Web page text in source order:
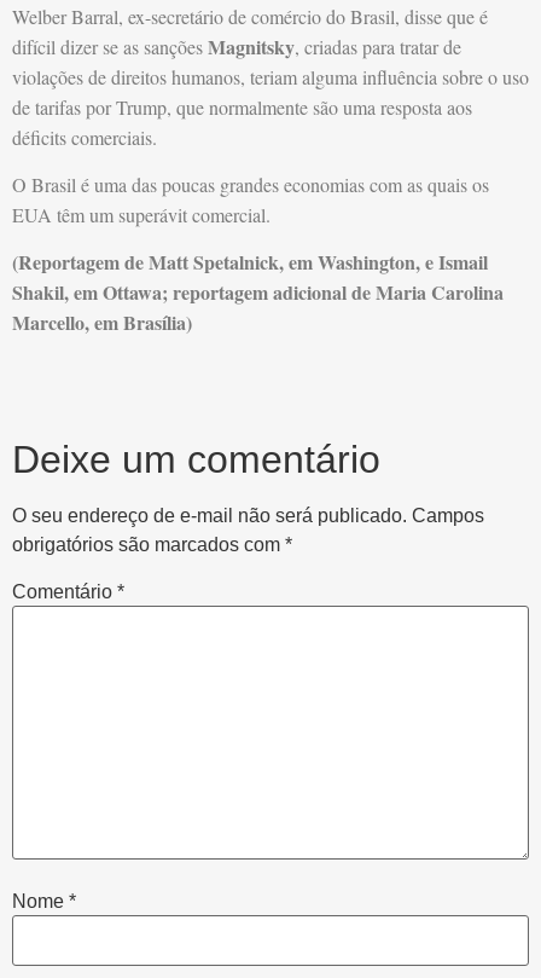
Welber Barral, ex-secretário de comércio do Brasil, disse que é
difícil dizer se as sançõesMagnitsky, criadas para tratar de
violações de direitos humanos, teriam alguma influência sobre o uso
de tarifas por Trump, que normalmente são uma resposta aos
déficits comerciais.
O Brasil é uma das poucas grandes economias com as quais os
EUA têm um superávit comercial.
(Reportagem de Matt Spetalnick, em Washington, e Ismail
Shakil, em Ottawa; reportagem adicional de Maria Carolina
Marcello, em Brasília)
Deixe um comentário
O seu endereço de e-mail não será publicado. Campos
obrigatórios são marcados com *
Comentário *
Nome *